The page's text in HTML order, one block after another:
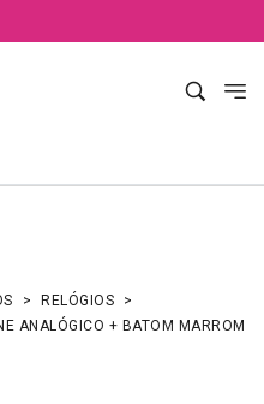
RELÓGIOS
ANALÓGICO + BATOM MARROM